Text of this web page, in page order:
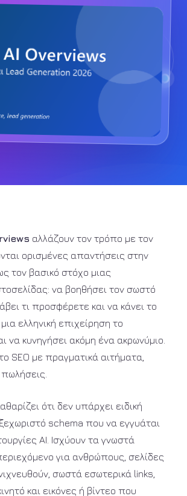
αλλάζουν τον τρόπο με τον
ορισμένες απαντήσεις στην
τον βασικό στόχο μιας
να βοηθήσει τον σωστό
τι προσφέρετε και να κάνει το
ελληνική επιχείρηση το
να κυνηγήσει ακόμη ένα ακρωνύμιο.
SEO με πραγματικά αιτήματα,
ότι δεν υπάρχει ειδική
schema που να εγγυάται
AI. Ισχύουν τα γνωστά
για ανθρώπους, σελίδες
σωστά εσωτερικά links,
και εικόνες ή βίντεο που